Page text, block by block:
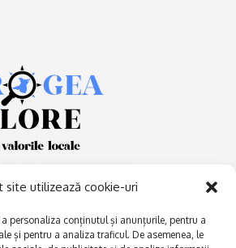
site utilizează cookie-uri
personaliza conținutul și anunțurile, pentru a
și pentru a analiza traficul. De asemenea, le